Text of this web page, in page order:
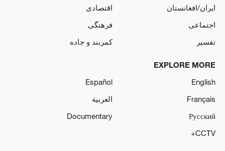
ایران/افغانستان
اقتصادی
اجتماعی
فرهنگی
تفسیر
کمربند و جاده
EXPLORE MORE
English
Español
Français
العربية
Русский
Documentary
CCTV+